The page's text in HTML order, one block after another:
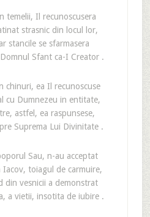
temelii, Il recunoscusera
strasnic din locul lor,
stancile se sfarmasera
Sfant ca-I Creator .
chinuri, ea Il recunoscuse
cu Dumnezeu in entitate,
astfel, ea raspunsese,
Suprema Lui Divinitate .
Sau, n-au acceptat
Iacov, toiagul de carmuire,
din vesnicii a demonstrat
a vietii, insotita de iubire .